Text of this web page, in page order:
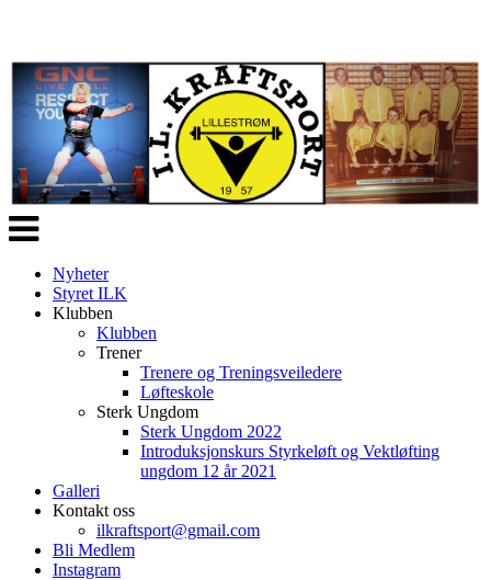
Veksle
navigasjon
Nyheter
Styret ILK
Klubben
Klubben
Trener
Trenere og Treningsveiledere
Løfteskole
Sterk Ungdom
Sterk Ungdom 2022
Introduksjonskurs Styrkeløft og Vektløfting
ungdom 12 år 2021
Galleri
Kontakt oss
ilkraftsport@gmail.com
Bli Medlem
Instagram